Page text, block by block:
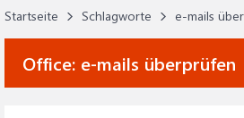
Startseite Schlagworte e-mails
Office: e-mails überprüfen